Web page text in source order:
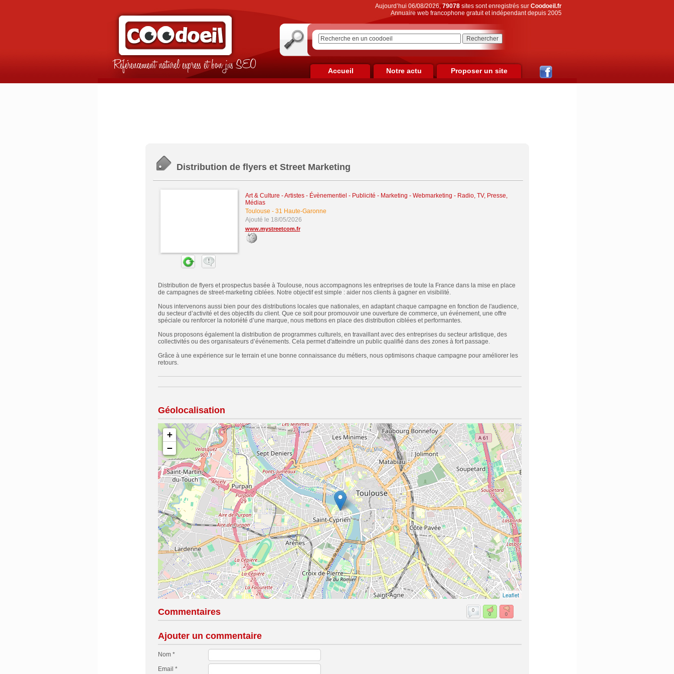
Référencement naturel express et bon jus SEO
Aujourd’hui 06/08/2026,79078sites sont enregistrés sur Coodoeil.fr
Annuaire web francophone gratuit et indépendant depuis 2005
Accueil Notre actu Proposer un site
Distribution de flyers et Street Marketing
Art & Culture - Artistes - Évènementiel - Publicité - Marketing - Webmarketing - Radio, TV, Presse,
Médias
Toulouse - 31 Haute-Garonne
Ajouté le 18/05/2026
www.mystreetcom.fr
Distribution de flyers et prospectus basée à Toulouse, nous accompagnons les entreprises de toute la France dans la mise en place
de campagnes de street-marketing ciblées. Notre objectif est simple : aider nos clients à gagner en visibilité.
Nous intervenons aussi bien pour des distributions locales que nationales, en adaptant chaque campagne en fonction de l'audience,
du secteur d’activité et des objectifs du client. Que ce soit pour promouvoir une ouverture de commerce, un événement, une offre
spéciale ou renforcer la notoriété d’une marque, nous mettons en place des distribution ciblées et performantes.
Nous proposons également la distribution de programmes culturels, en travaillant avec des entreprises du secteur artistique, des
collectivités ou des organisateurs d’événements. Cela permet d'atteindre un public qualifié dans des zones à fort passage.
Grâce à une expérience sur le terrain et une bonne connaissance du métiers, nous optimisons chaque campagne pour améliorer les
retours.
Géolocalisation
+
−
Leaflet
Commentaires
0
0
0
Ajouter un commentaire
Nom *
Email *